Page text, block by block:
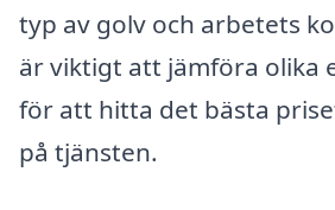
typ av golv och arbetets
är viktigt att jämföra olika
för att hitta det bästa
på tjänsten.